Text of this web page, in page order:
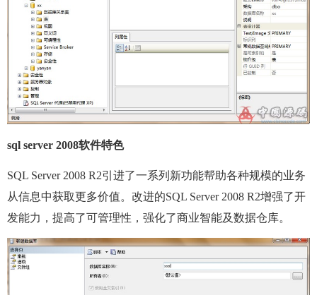
sql server 2008软件特色
SQL Server 2008 R2引进了一系列新功能帮助各种规模的业务
从信息中获取更多价值。改进的SQL Server 2008 R2增强了开
发能力，提高了可管理性，强化了商业智能及数据仓库。